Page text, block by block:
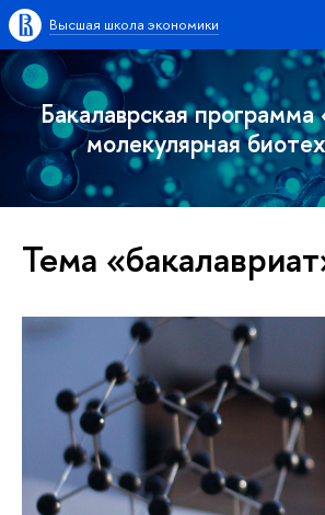
Высшая школа экономики
Бакалаврская
молекулярная
Тема